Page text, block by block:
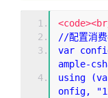
//配置消费
var
ample-
using
onfig,